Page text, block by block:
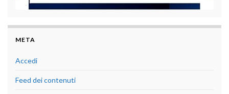
META
Accedi
Feed dei contenuti